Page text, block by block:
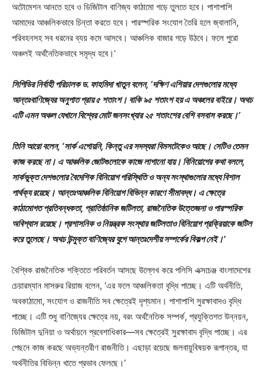
অটোমেশন আনতে হবে ও ডিজিটাল বাণিজ্য কাঠামো গড়ে তুলতে হবে। পাশাপাশি
আমাদের আঞ্চলিকভাবে চিন্তা করতে হবে। পারস্পরিক সংযোগ তৈরি হলে জ্বালানি,
পরিবহনসহ সব ধরনের ব্যয় কমে আসবে। আঞ্চলিক বাজার গড়ে উঠবে। ফলে পুরো
অঞ্চলই অর্থনৈতিকভাবে সমৃদ্ধ হবে।’
সিপিডির নির্বাহী পরিচালক ড. ফাহমিদা খাতুন বলেন, ‘দক্ষিণ এশিয়ার দেশগুলোর মধ্যে
আন্তঃবাণিজ্যের অনুপাত প্রায় ৫ শতাংশ। বাকি ৯৫ শতাংশ হয় এ অঞ্চলের বাইরে। অথচ
এটি এমন অঞ্চল যেখানে বিশ্বের মোট জনসংখ্যার ২৫ শতাংশের বেশি বসবাস করছে।’
তিনি আরো বলেন, ‘সার্ক এগোয়নি, কিন্তু এর সদস্যরা বিমসটেকেও আছে। সেটিও তেমন
কাজ করছে না। এ আঞ্চলিক জোটগুলোকে কাজে লাগানো যায়। বিনিয়োগের কথা বললে,
সার্কভুক্ত দেশগুলোর বৈদেশিক বিনিয়োগ পরিস্থিতি ও অন্য সংস্থাগুলোর মধ্যে বিশাল
পার্থক্য রয়েছে। আন্তঃআঞ্চলিক বিনিয়োগ বিভিন্ন কারণে সীমাবদ্ধ। এ ক্ষেত্রে
কাঠামোগত প্রতিবন্ধকতা, প্রাতিষ্ঠানিক জটিলতা, রাজনৈতিক উত্তেজনা ও পারস্পরিক
অবিশ্বাস রয়েছে। প্রশাসনিক ও নিয়ন্ত্রক সংস্থার জটিলতাও বিনিয়োগ প্রক্রিয়াকে জটিল
করে তুলেছে। অথচ উন্মুক্ত বাণিজ্যের যুগে আন্তঃদেশীয় সম্পর্কের বিকল্প নেই।’
বৈশ্বিক রাজনৈতিক শক্তিতে পরিবর্তন আসছে উল্লেখ করে পলিসি এক্সচেঞ্জ বাংলাদেশের
চেয়ারম্যান মাসরুর রিয়াজ বলেন, ‘এর ফলে আঞ্চলিকতা বৃদ্ধি পাচ্ছে। এটি অর্থনীতি,
অবকাঠামো, সংযোগ ও রাজনীতি সব ক্ষেত্রেই দৃশ্যমান। পাশাপাশি সুরক্ষাবাদও বৃদ্ধি
পাচ্ছে। এটি শুধু বাণিজ্যের ক্ষেত্রে নয়, বরং অর্থনৈতিক সম্পর্ক, প্রযুক্তিগত উন্নয়ন,
ডিজিটাল দুনিয়া ও অর্থায়নে প্রবেশাধিকার—সব ক্ষেত্রেই সুরক্ষাবাদ বৃদ্ধি পাচ্ছে। এর
পেছনে কাজ করছে অভ্যন্তরীণ রাজনীতি। এছাড়া রয়েছে জলবায়ুবিষয়ক রূপান্তর, যা
অর্থনীতির বিভিন্ন খাতে প্রভাব ফেলছে।’